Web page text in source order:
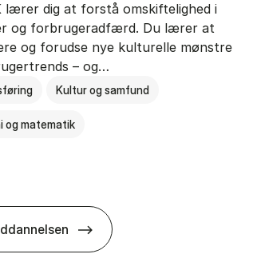
lærer dig at forstå omskiftelighed i
og forbrugeradfærd. Du lærer at
og forudse nye kulturelle mønstre
– og…
Kultur og samfund
og matematik
HA i mar­keds- og kul­tu­r­a­na­ly­se